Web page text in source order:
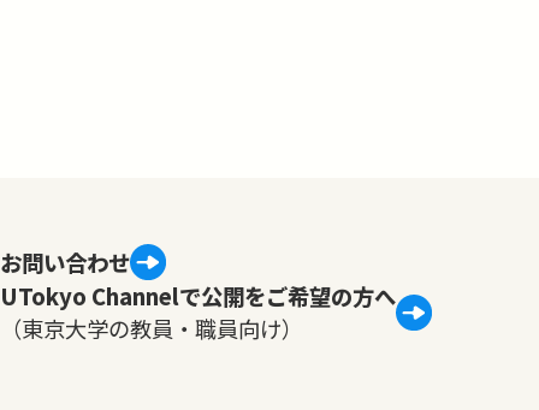
お問い合わせ
UTokyo Channelで公開をご希望の方へ
（東京大学の教員・職員向け）